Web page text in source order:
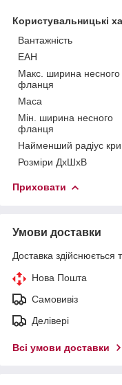
Користувальницькі
Вантажність
ЕАН
Макс. ширина несного
фланця
Маса
Мін. ширина несного
фланця
Найменший радіус
Розміри ДхШхВ
Приховати
Умови доставки
Доставка здійснюється
Нова Пошта
Самовивіз
Делівері
Всі умови доставки